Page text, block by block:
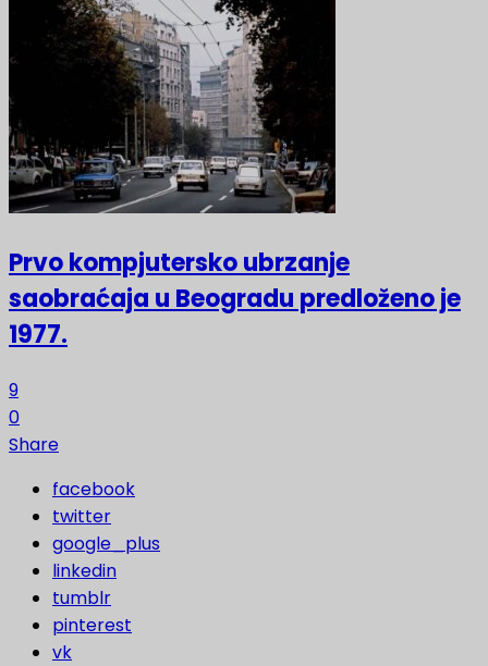
Prvo kompjutersko ubrzanje
saobraćaja u Beogradu predloženo je
1977.
9
0
Share
facebook
twitter
google_plus
linkedin
tumblr
pinterest
vk